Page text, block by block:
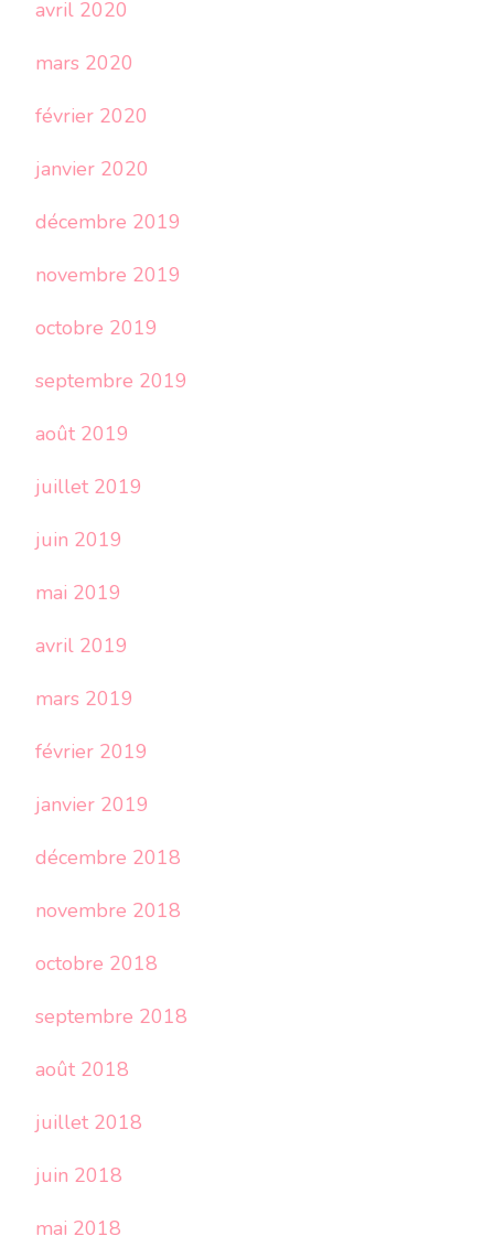
avril 2020
mars 2020
février 2020
janvier 2020
décembre 2019
novembre 2019
octobre 2019
septembre 2019
août 2019
juillet 2019
juin 2019
mai 2019
avril 2019
mars 2019
février 2019
janvier 2019
décembre 2018
novembre 2018
octobre 2018
septembre 2018
août 2018
juillet 2018
juin 2018
mai 2018